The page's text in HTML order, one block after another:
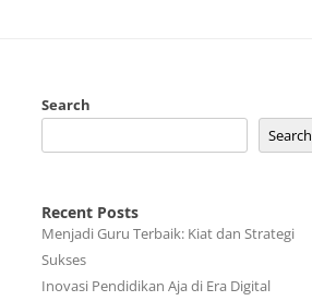
Search
Search
Recent Posts
Menjadi Guru Terbaik: Kiat dan Strategi
Sukses
Inovasi Pendidikan Aja di Era Digital